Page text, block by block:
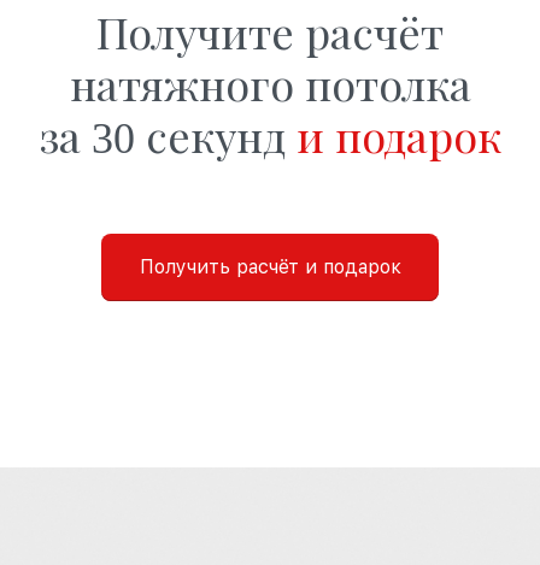
Получите расчёт
натяжного потолка
за 30 секунд и подарок
Получить расчёт и подарок